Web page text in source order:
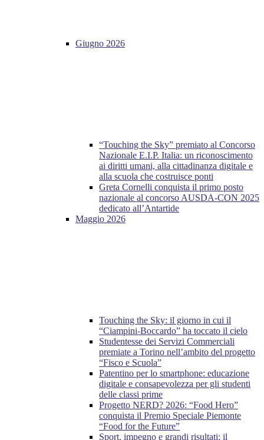
Giugno 2026
“Touching the Sky” premiato al Concorso
Nazionale E.I.P. Italia: un riconoscimento
ai diritti umani, alla cittadinanza digitale e
alla scuola che costruisce ponti
Greta Cornelli conquista il primo posto
nazionale al concorso AUSDA-CON 2025
dedicato all’Antartide
Maggio 2026
Touching the Sky: il giorno in cui il
“Ciampini-Boccardo” ha toccato il cielo
Studentesse dei Servizi Commerciali
premiate a Torino nell’ambito del progetto
“Fisco e Scuola”
Patentino per lo smartphone: educazione
digitale e consapevolezza per gli studenti
delle classi prime
Progetto NERD? 2026: “Food Hero”
conquista il Premio Speciale Piemonte
“Food for the Future”
Sport, impegno e grandi risultati: il